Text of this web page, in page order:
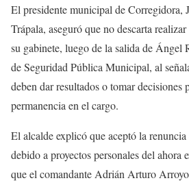
El presidente municipal de Corregidora,
Trápala, aseguró que no descarta
su gabinete, luego de la salida de Ángel
de Seguridad Pública Municipal, al
deben dar resultados o tomar decisiones
permanencia en el cargo.
El alcalde explicó que aceptó la
debido a proyectos personales del ahora
que el comandante Adrián Arturo